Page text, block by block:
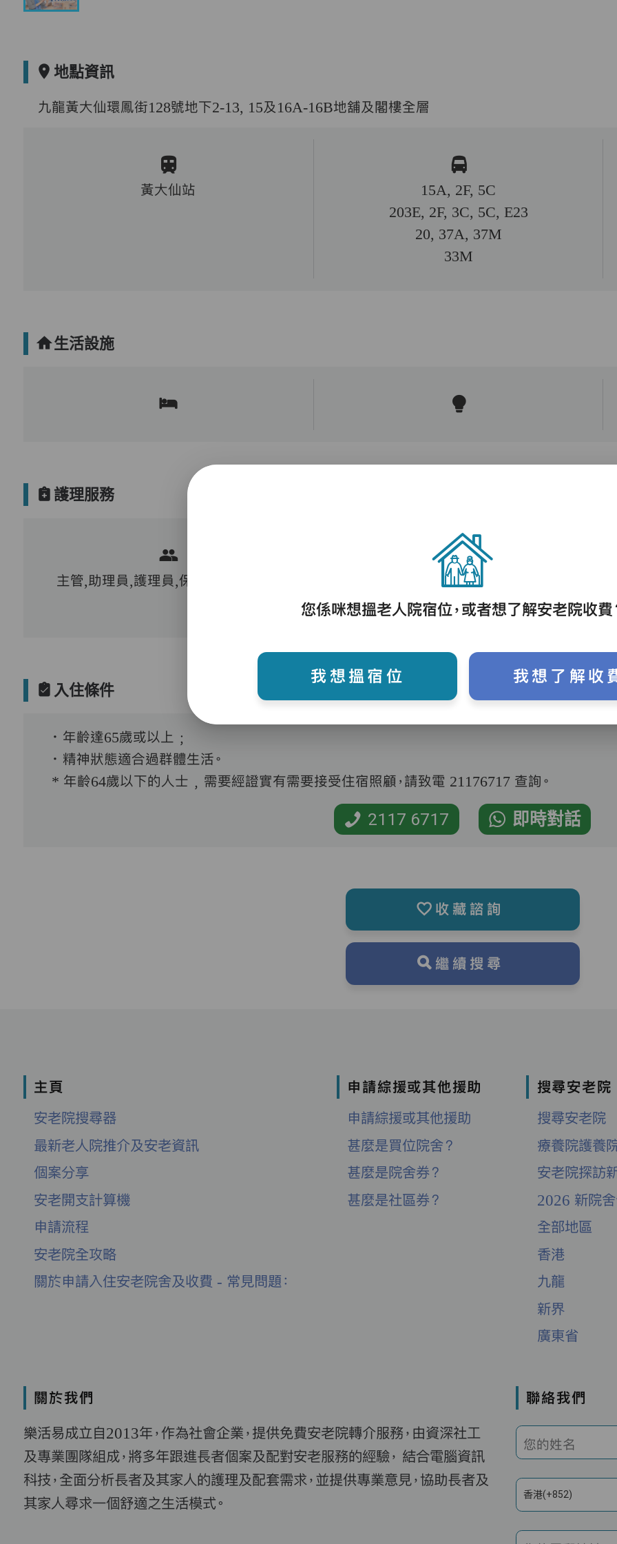
地點資訊
九龍黃大仙環鳳街128號地下2-13, 15及16A-16B地舖及閣樓全層
黃大仙站
15A, 2F, 5C
203E, 2F, 3C, 5C, E23
20, 37A, 37M
33M
生活設施
護理服務
主管,助理員,護理員,保健員,到診醫生
護理評估、執藥、核派藥、量度生命表徵、協
助沐浴、餵飯、換尿片
入住條件
．年齡達65歲或以上﹔
．精神狀態適合過群體生活。
* 年齡64歲以下的人士﹐需要經證實有需要接受住宿照顧，請致電 21176717 查詢。
2117 6717 即時對話
收藏諮詢
繼續搜尋
主頁
安老院搜尋器
最新老人院推介及安老資訊
個案分享
安老開支計算機
申請流程
安老院全攻略
關於申請入住安老院舍及收費 - 常見問題：
申請綜援或其他援助
申請綜援或其他援助
甚麼是買位院舍？
甚麼是院舍券？
甚麼是社區券？
搜尋安老院
搜尋安老院
療養院護養
安老院探訪
2026 新院
全部地區
香港
九龍
新界
廣東省
關於我們
樂活易成立自2013年，作為社會企業，提供免費安老院轉介服務，由資深社工
及專業團隊組成，將多年跟進長者個案及配對安老服務的經驗， 結合電腦資訊
科技，全面分析長者及其家人的護理及配套需求，並提供專業意見，協助長者及
其家人尋求一個舒適之生活模式。
聯絡我們
您的姓名
香港(+852)
您係咪想搵老人院宿位，或者想了解安老院收費
我想搵宿位 我想了解收